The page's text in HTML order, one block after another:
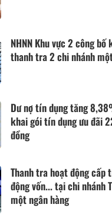
NHNN Khu vực 2 công bố
thanh tra 2 chi nhánh
Dư nợ tín dụng tăng
khai gói tín dụng ưu đãi
đồng
Thanh tra hoạt động cấp
động vốn... tại chi nhánh
một ngân hàng